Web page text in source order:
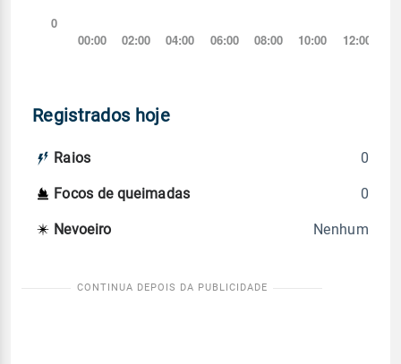
Registrados hoje
Raios 0
Focos de queimadas 0
Nevoeiro Nenhum